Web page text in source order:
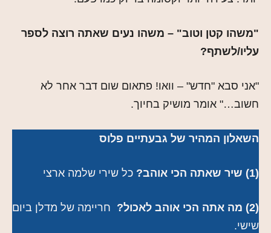
"משהו קטן וטוב" – משהו נעים שאתה רוצה לספר
עליו/לשתף?
"אני סבא "חדש" – וואו! פתאום שום דבר אחר לא
חשוב…" אומר מושיק בחיוך.
השאלון המהיר של גבעתיים פלוס
(1) שיר שאתה הכי אוהב? כל שירי שלמה ארצי
(2) מה אתה הכי אוהב לאכול?
חריימה של מדלן ביום
שישי.